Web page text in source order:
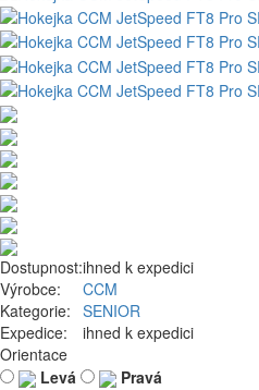
Dostupnost:ihned k expedici
Výrobce:
CCM
Kategorie: SENIOR
Expedice:
ihned k expedici
Orientace
Levá
Pravá